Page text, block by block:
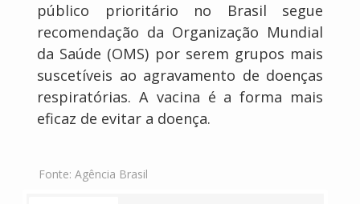
público prioritário no Brasil segue
recomendação da Organização Mundial
da Saúde (OMS) por serem grupos mais
suscetíveis ao agravamento de doenças
respiratórias. A vacina é a forma mais
eficaz de evitar a doença.
Fonte: Agência Brasil